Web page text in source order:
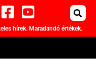
hírek. Maradandó értékek.